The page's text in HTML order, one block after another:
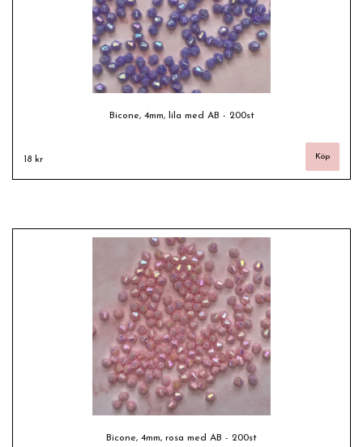
Bicone, 4mm, lila med AB - 200st
18 kr
Bicone, 4mm, rosa med AB - 200st